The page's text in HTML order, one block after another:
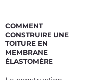
COMMENT
CONSTRUIRE UNE
TOITURE EN
MEMBRANE
ÉLASTOMÈRE